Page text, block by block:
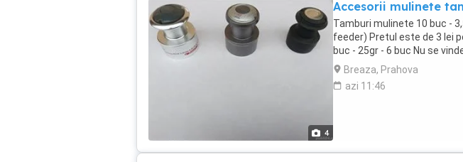
4
Accesorii mulinete
Tamburi mulinete 10 buc -
feeder) Pretul este de 3 lei
buc - 25gr - 6 buc Nu se
Breaza, Prahova
azi 11:46